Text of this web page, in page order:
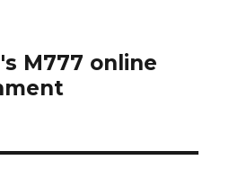
M777 online